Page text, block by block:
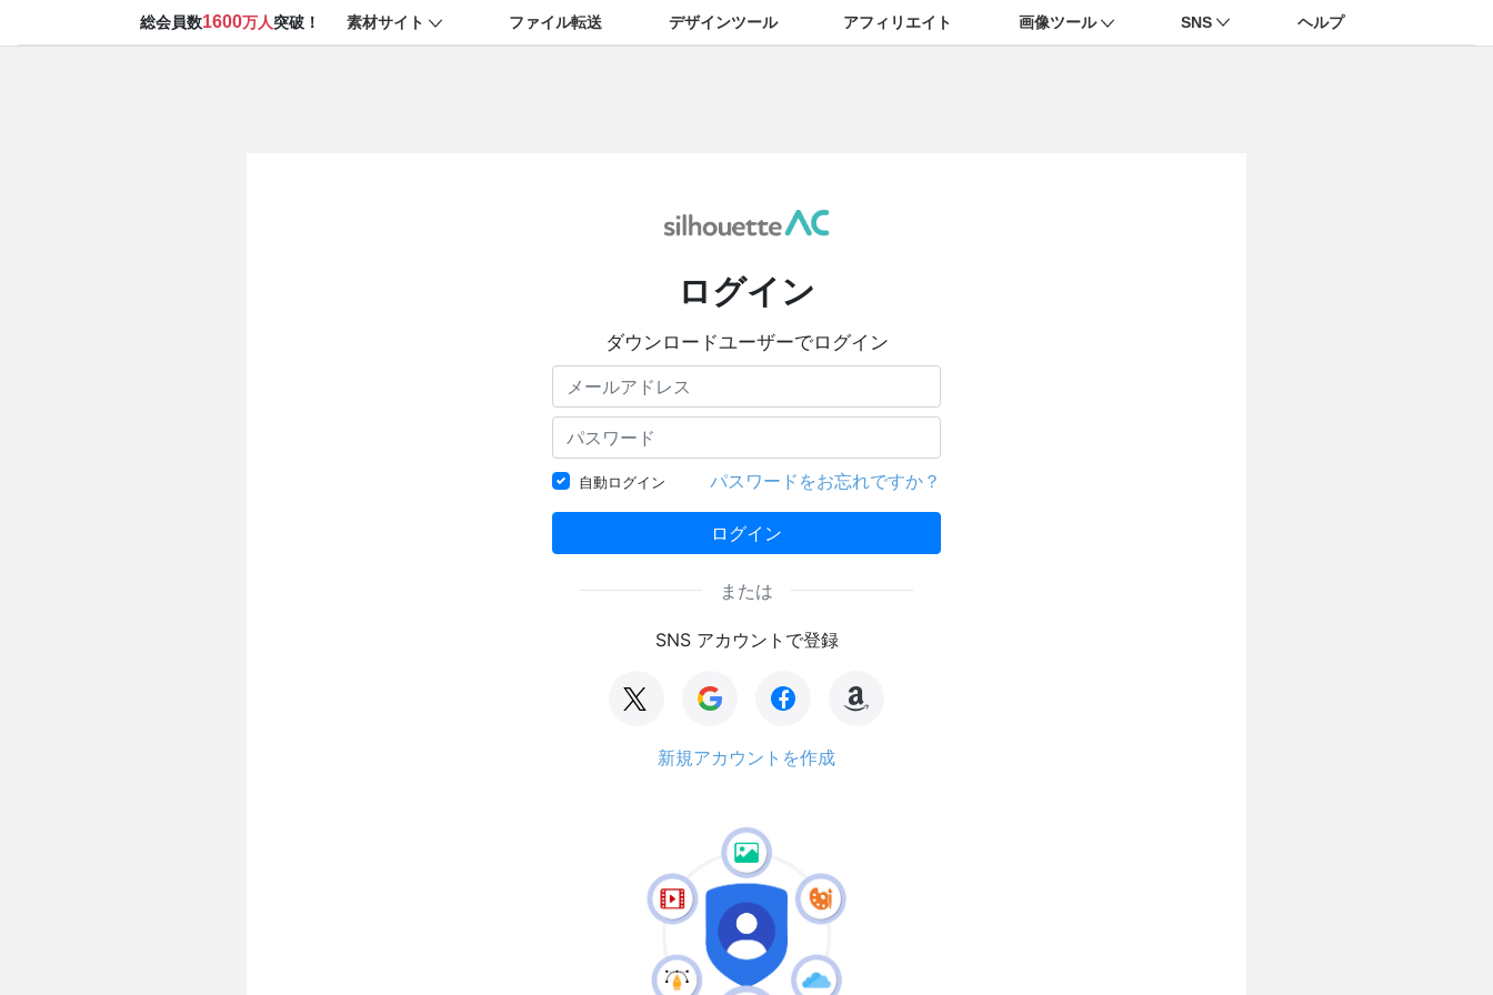
総会員数1600万人突破！ 素材サイト ファイル転送 デザインツール アフィリエイト 画像ツール SNS ヘルプ
ログイン
ダウンロードユーザーでログイン
自動ログイン パスワードをお忘れですか？
ログイン
または
SNS アカウントで登録
新規アカウントを作成